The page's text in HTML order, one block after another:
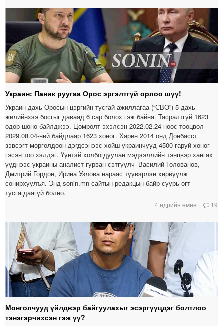
Украин: Паник руугаа Орос эргэлтгүй орлоо шүү!
Украин дахь Оросын цэргийн тусгай ажиллагаа (“СВО”) 5 дахь
жилийнхээ босгыг даваад 6 сар болох гэж байна. Тасралтгүй 1623
өдөр шөнө байлджээ. Цөмрөлт эхэлсэн 2022.02.24-нөөс тооцвол
2029.08.04-ний байдлаар 1623 хоног. Харин 2014 онд Донбасст
зэвсэгт мөргөлдөөн дэгдсэнээс хойш украинчууд 4500 гаруй хоног
гэсэн тоо хэлдэг. Үүнтэй холбогдуулан мэдээллийн тэнцвэр хангах
үүднээс украины аналист гурван сэтгүүлч–Василий Голованов,
Дмитрий Гордон, Ирина Узлова нараас түүвэрлэн хөрвүүлж
сонирхуулъя. Энд sonin.mn сайтын редакцын байр суурь огт
тусгагдаагүй болно.
4 өдрийн өмнө 19
Монголчууд үйлдвэр байгуулахыг эсэргүүцдэг болтлоо
тэнэгэрчихсэн гэж үү?